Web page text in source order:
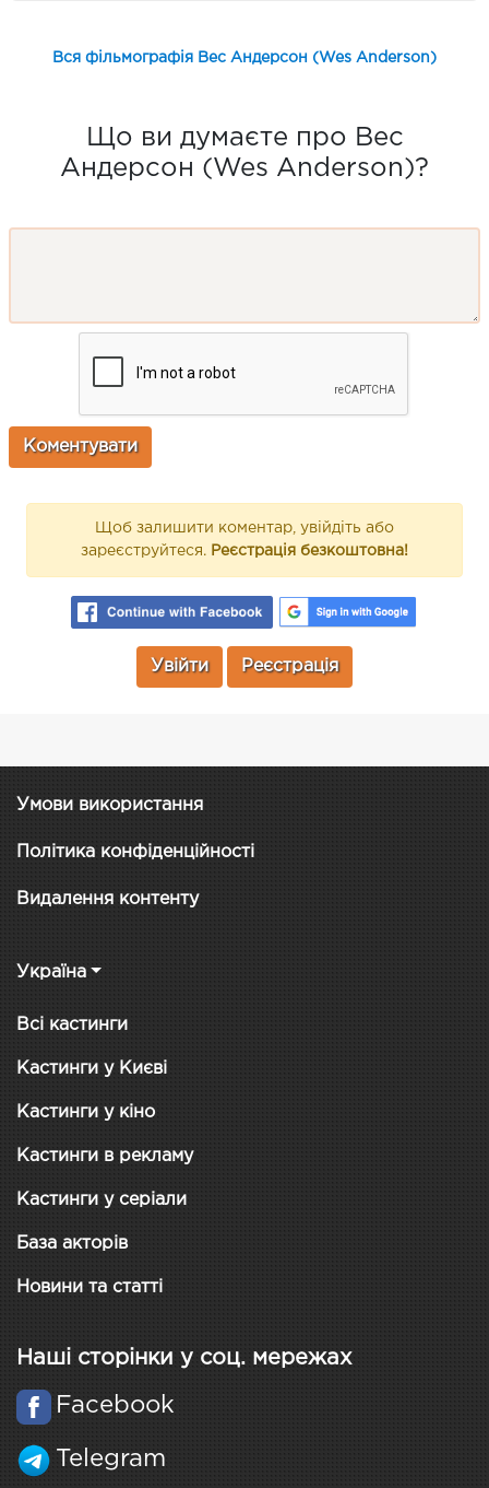
Вся фільмографія Вес Андерсон (Wes Anderson)
Що ви думаєте про Вес
Андерсон (Wes Anderson)?
Щоб залишити коментар, увійдіть або
зареєструйтеся. Реєстрація безкоштовна!
Увійти Реєстрація
Умови використання
Політика конфіденційності
Видалення контенту
Україна
Всі кастинги
Кастинги у Києві
Кастинги у кіно
Кастинги в рекламу
Кастинги у серіали
База акторів
Новини та статті
Наші сторінки у соц. мережах
Facebook
Telegram